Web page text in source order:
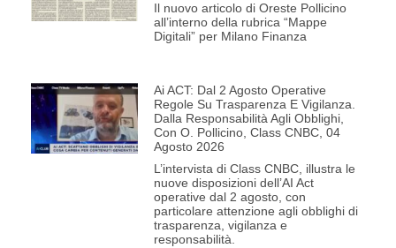
Il nuovo articolo di Oreste Pollicino
all’interno della rubrica “Mappe
Digitali” per Milano Finanza
Ai ACT: Dal 2 Agosto Operative
Regole Su Trasparenza E Vigilanza.
Dalla Responsabilità Agli Obblighi,
Con O. Pollicino, Class CNBC, 04
Agosto 2026
L’intervista di Class CNBC, illustra le
nuove disposizioni dell’AI Act
operative dal 2 agosto, con
particolare attenzione agli obblighi di
trasparenza, vigilanza e
responsabilità.